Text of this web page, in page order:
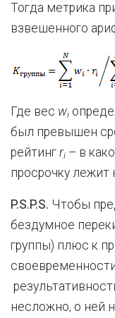
Тогда метрика
взвешенного
Где вес wi
был превышен
рейтинг ri – в
просрочку лежит
P.S.P.S. Чтобы
бездумное
группы) плюс к
несложно, о ней